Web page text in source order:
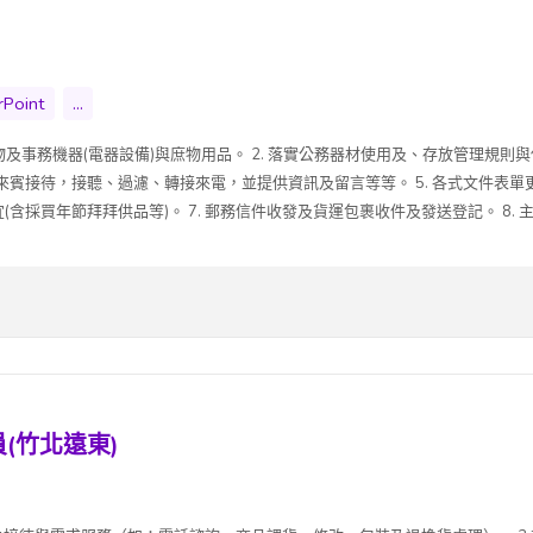
...
事務機器(電器設備)與庶物用品。 2. 落實公務器材使用及、存放管理規則
賓接待，接聽、過濾、轉接來電，並提供資訊及留言等等。 5. 各式文件表
採買年節拜拜供品等)。 7. 郵務信件收發及貨運包裹收件及發送登記。 8.
竹北遠東)